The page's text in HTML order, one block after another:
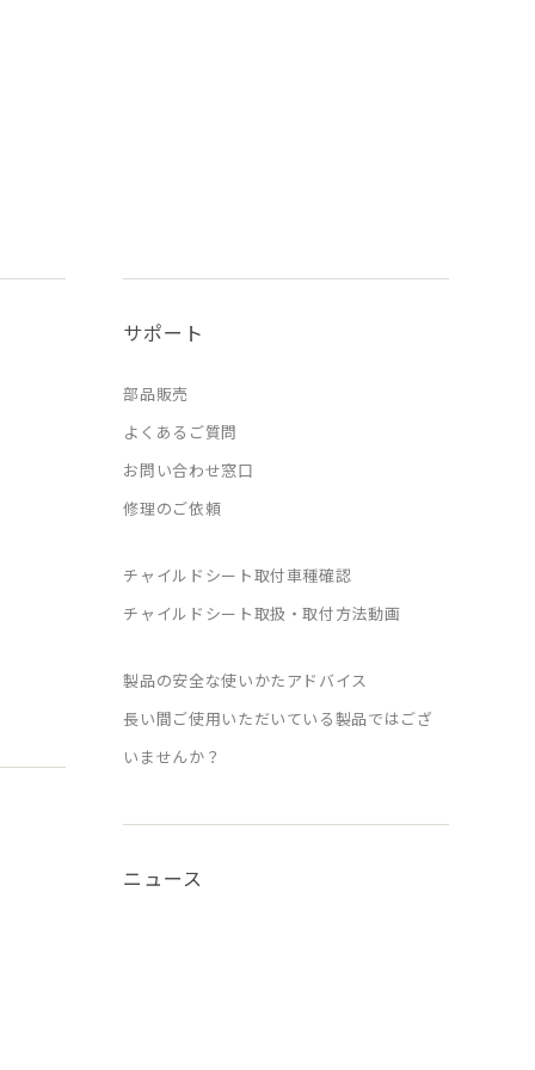
サポート
部品販売
よくあるご質問
お問い合わせ窓口
修理のご依頼
チャイルドシート取付車種確認
チャイルドシート取扱・取付方法動画
製品の安全な使いかたアドバイス
長い間ご使用いただいている製品ではござ
いませんか？
ニュース